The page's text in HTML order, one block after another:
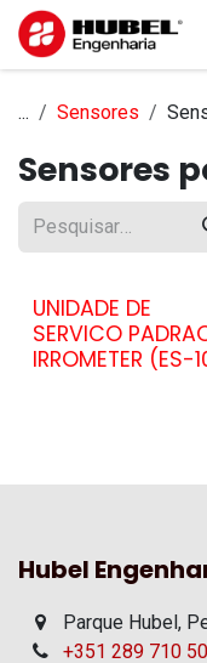
Pular para o conteúdo
... Sensores
Sensores
UNIDADE DE
SERVICO
IRROMETER (ES-
Hubel
Parque Hubel,
+351 289 710